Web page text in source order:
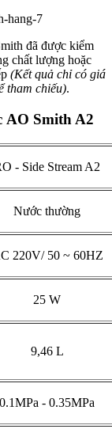
đã được kiểm
chất lượng hoặc
(Kết quả chỉ có giá
tham chiếu).
AO Smith A2
- Side Stream A2
Nước thường
220V/ 50 ~ 60HZ
25 W
9,46 L
0.1MPa - 0.35MPa